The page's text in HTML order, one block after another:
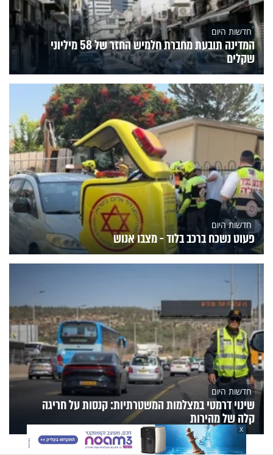
חדשות היום
המדינה תובעת מחברת חלמיש החזר של 58 מיליוני
שקלים
חדשות היום
פעוט נשכח ברכב בלוד - מצבו אנוש
חדשות היום
שינוי דרמטי במצלמות המשטרתיות: קנסות על חריגה
קלה של מהירות
הנצפיםפעילות הידברותתוכניות הערוץ
X